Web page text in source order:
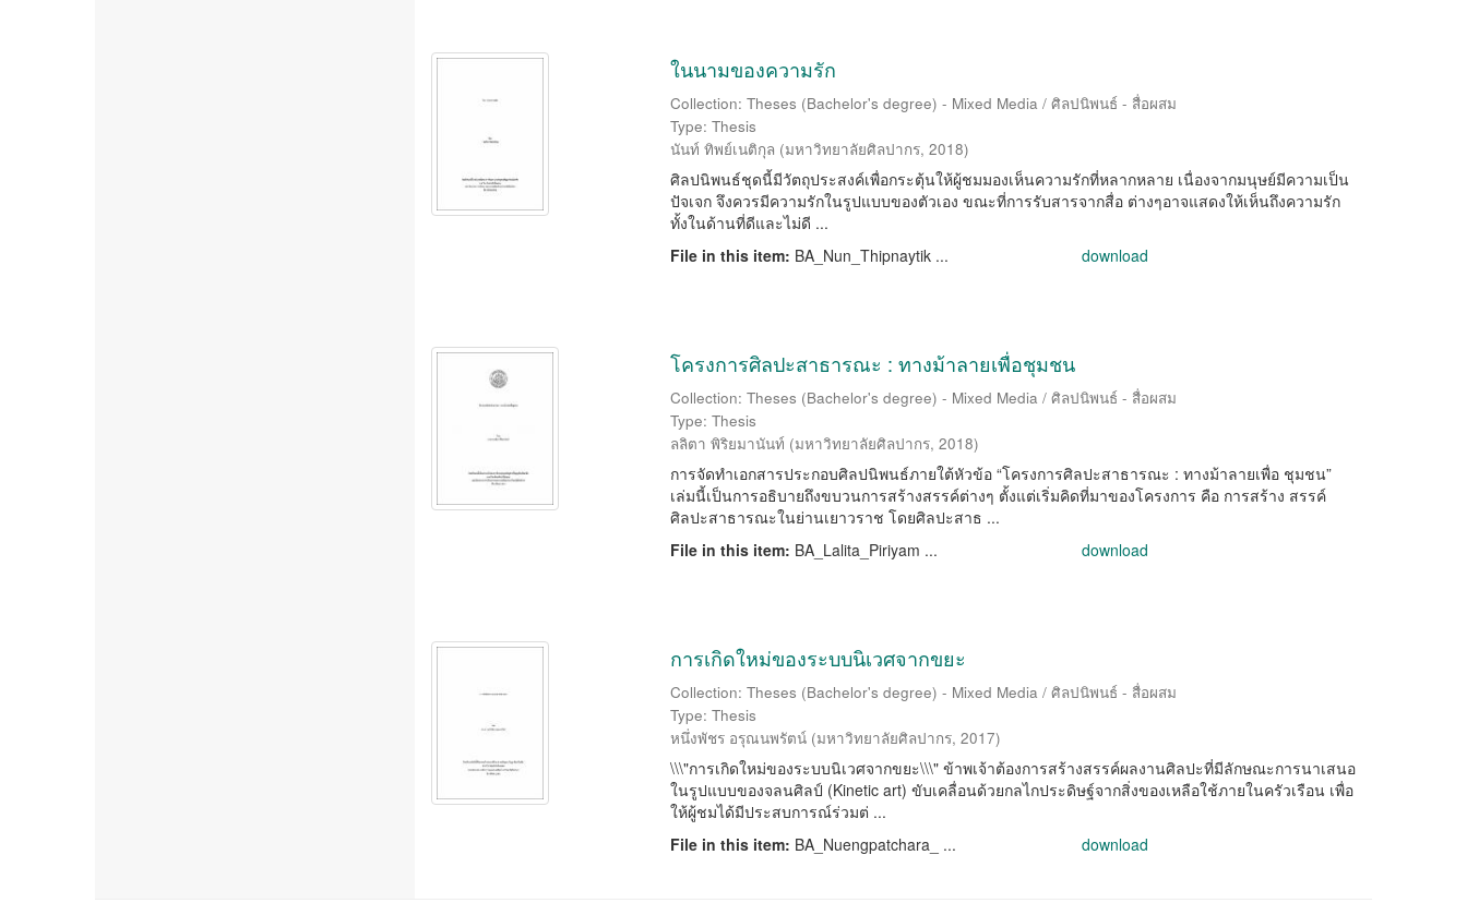
ในนามของความรัก
Collection: Theses (Bachelor's degree) - Mixed Media / ศิลปนิพนธ์ - สื่อผสม
Type: Thesis
นันท์ ทิพย์เนติกุล (มหาวิทยาลัยศิลปากร, 2018)
ศิลปนิพนธ์ชุดนี้มีวัตถุประสงค์เพื่อกระตุ้นให้ผู้ชมมองเห็นความรักที่หลากหลาย เนื่องจากมนุษย์มีความเป็น
ปัจเจก จึงควรมีความรักในรูปแบบของตัวเอง ขณะที่การรับสารจากสื่อ ต่างๆอาจแสดงให้เห็นถึงความรัก
ทั้งในด้านที่ดีและไม่ดี ...
File in this item: BA_Nun_Thipnaytik ... download
โครงการศิลปะสาธารณะ : ทางม้าลายเพื่อชุมชน
Collection: Theses (Bachelor's degree) - Mixed Media / ศิลปนิพนธ์ - สื่อผสม
Type: Thesis
ลลิตา พิริยมานันท์ (มหาวิทยาลัยศิลปากร, 2018)
การจัดทำเอกสารประกอบศิลปนิพนธ์ภายใต้หัวข้อ “โครงการศิลปะสาธารณะ : ทางม้าลายเพื่อ ชุมชน”
เล่มนี้เป็นการอธิบายถึงขบวนการสร้างสรรค์ต่างๆ ตั้งแต่เริ่มคิดที่มาของโครงการ คือ การสร้าง สรรค์
ศิลปะสาธารณะในย่านเยาวราช โดยศิลปะสาธ ...
File in this item: BA_Lalita_Piriyam ... download
การเกิดใหม่ของระบบนิเวศจากขยะ
Collection: Theses (Bachelor's degree) - Mixed Media / ศิลปนิพนธ์ - สื่อผสม
Type: Thesis
หนึ่งพัชร อรุณนพรัตน์ (มหาวิทยาลัยศิลปากร, 2017)
\\\"การเกิดใหม่ของระบบนิเวศจากขยะ\\\" ข้าพเจ้าต้องการสร้างสรรค์ผลงานศิลปะที่มีลักษณะการนาเสนอ
ในรูปแบบของจลนศิลป์ (Kinetic art) ขับเคลื่อนด้วยกลไกประดิษฐ์จากสิ่งของเหลือใช้ภายในครัวเรือน เพื่อ
ให้ผู้ชมได้มีประสบการณ์ร่วมต่ ...
File in this item: BA_Nuengpatchara_ ... download